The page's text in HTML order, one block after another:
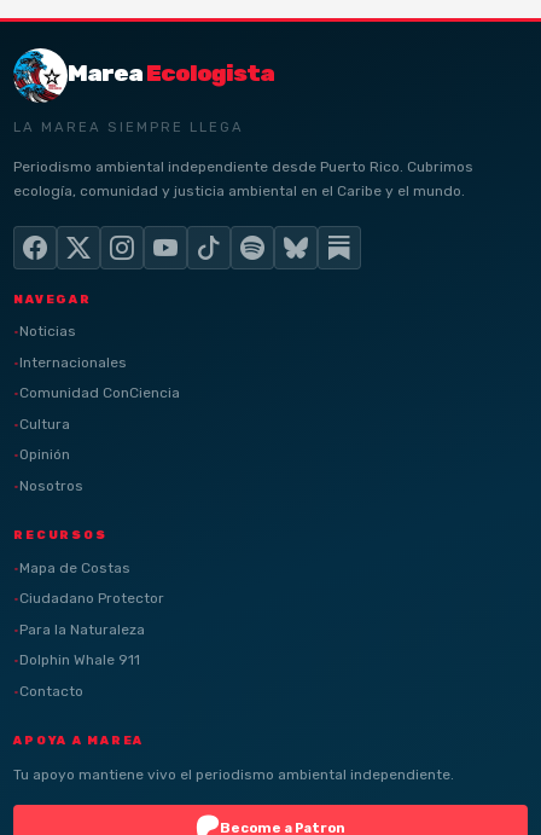
MareaEcologista
LA MAREA SIEMPRE LLEGA
Periodismo ambiental independiente desde Puerto Rico. Cubrimos
ecología, comunidad y justicia ambiental en el Caribe y el mundo.
NAVEGAR
Noticias
Internacionales
Comunidad ConCiencia
Cultura
Opinión
Nosotros
RECURSOS
Mapa de Costas
Ciudadano Protector
Para la Naturaleza
Dolphin Whale 911
Contacto
APOYA A MAREA
Tu apoyo mantiene vivo el periodismo ambiental independiente.
Become a Patron